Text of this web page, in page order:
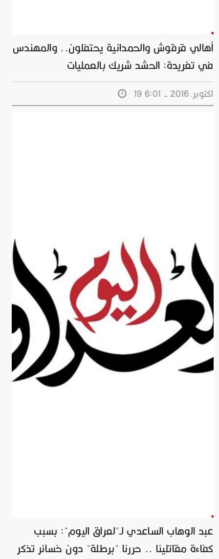
أهالي قرقوش والحمدانية يحتفلون.. والمهندس
في تغريدة: الحشد شريك بالعمليات
19 اكتوبر.2016 - 6:01
عبد الوهاب الساعدي لـ"لعراق اليوم": بسبب
كفاءة مقاتلينا .. حررنا "برطلة" دون خسائر تذكر